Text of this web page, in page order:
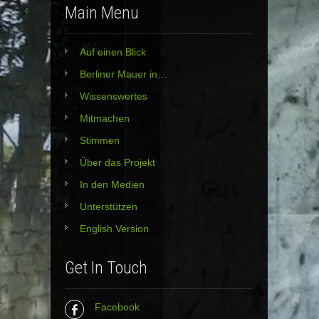
Main Menu
Auf einen Blick
Berliner Mauer in…
Wissenswertes
Mitmachen
Stimmen
Über das Projekt
In den Medien
Unterstützen
English Version
Get In Touch
Facebook